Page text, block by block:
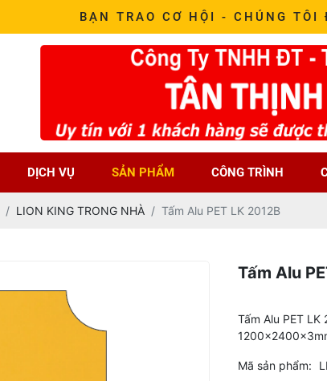
BẠN TRAO CƠ HỘI - CHÚNG TÔI
DỊCH VỤ SẢN PHẨM CÔNG TRÌNH
LION KING TRONG NHÀ Tấm Alu PET LK 2012B
Tấm Alu
Tấm Alu PET
Mã sản phẩm: